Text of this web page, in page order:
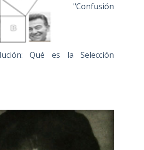
"Confusión
Qué es la Selección